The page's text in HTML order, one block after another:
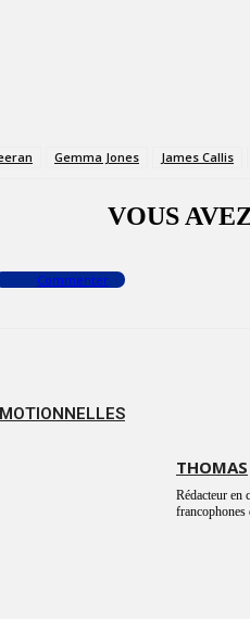
Gemma Jones James Callis
VOUS
Commenter
THOMAS
Rédacteur en
francophones